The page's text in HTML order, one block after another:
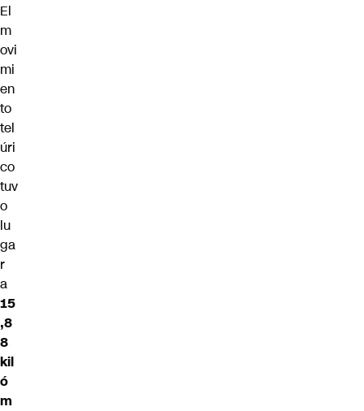
El
m
ovi
mi
en
to
tel
úri
co
tuv
o
lu
ga
r
a
15
,8
8
kil
ó
m